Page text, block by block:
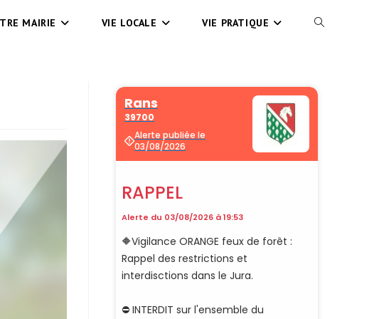
MAIRIE VIE LOCALE VIE PRATIQUE TOGGLE